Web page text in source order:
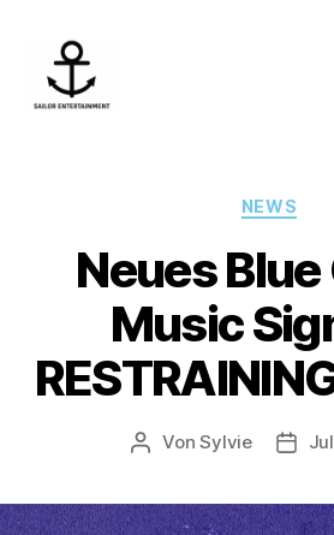
NEWS
Neues Blue
Music
Beitragsautor
VonSylvie